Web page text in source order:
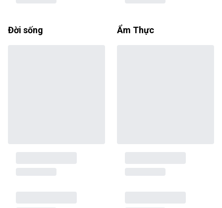
Đời sống Ẩm Thực